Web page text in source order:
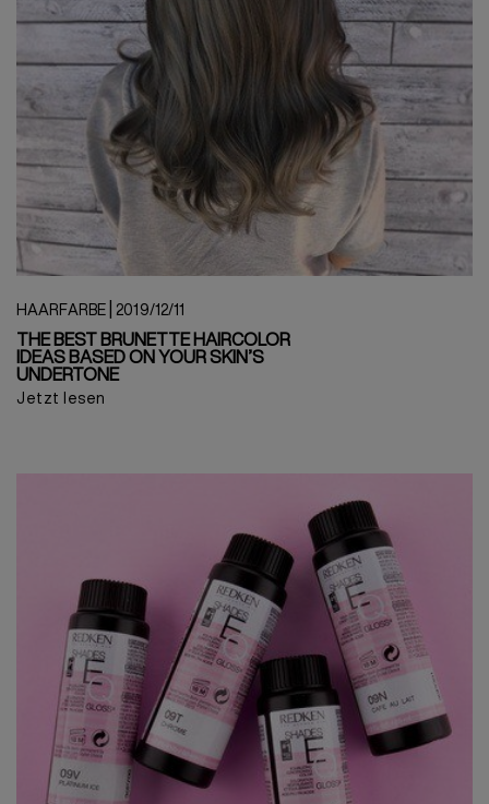
HAARFARBE| 2019/12/11
THE BEST BRUNETTE HAIRCOLOR
IDEAS BASED ON YOUR SKIN’S
UNDERTONE
Jetzt lesen